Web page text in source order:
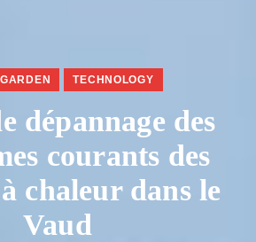
TECHNOLOGY
dépannage des
courants des
chaleur dans le
Vaud